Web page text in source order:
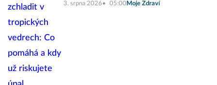
3. srpna 2026 05:00 Moje Zdraví